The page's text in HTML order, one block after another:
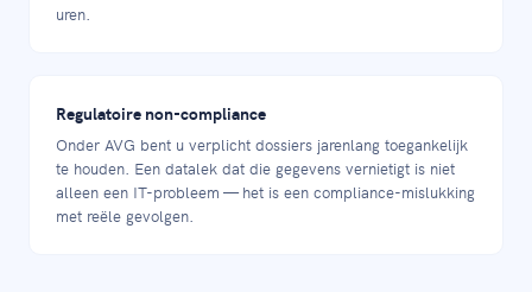
uren.
Regulatoire non-compliance
Onder AVG bent u verplicht dossiers jarenlang toegankelijk
te houden. Een datalek dat die gegevens vernietigt is niet
alleen een IT-probleem — het is een compliance-mislukking
met reële gevolgen.